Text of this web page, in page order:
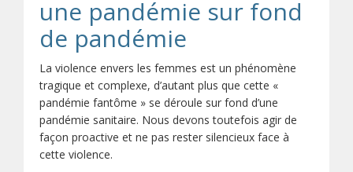
une pandémie sur fond
de pandémie
La violence envers les femmes est un phénomène
tragique et complexe, d’autant plus que cette «
pandémie fantôme » se déroule sur fond d’une
pandémie sanitaire. Nous devons toutefois agir de
façon proactive et ne pas rester silencieux face à
cette violence.